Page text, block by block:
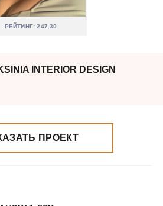
РЕЙТИНГ: 247.30
INTERIOR DESIGN
ПРОЕКТ